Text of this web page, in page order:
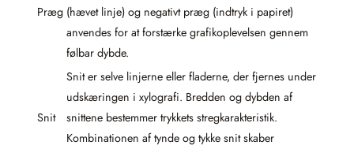
Præg (hævet linje) og negativt præg (indtryk i papiret)
anvendes for at forstærke grafikoplevelsen gennem
følbar dybde.
Snit
Snit er selve linjerne eller fladerne, der fjernes under
udskæringen i xylografi. Bredden og dybden af
snittene bestemmer trykkets stregkarakteristik.
Kombinationen af tynde og tykke snit skaber